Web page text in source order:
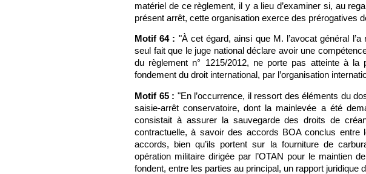
matériel de ce règlement, il y a lieu d’examiner si, au
présent arrêt, cette organisation exerce des prérogatives
Motif 64 : "À cet égard, ainsi que M. l’avocat général
seul fait que le juge national déclare avoir une
du règlement n° 1215/2012, ne porte pas atteinte à la
fondement du droit international, par l’organisation
Motif 65 : "En l’occurrence, il ressort des éléments du
saisie-arrêt conservatoire, dont la mainlevée a été
consistait à assurer la sauvegarde des droits de
contractuelle, à savoir des accords BOA conclus
accords, bien qu’ils portent sur la fourniture de
opération militaire dirigée par l’OTAN pour le maintien
fondent, entre les parties au principal, un rapport juridique